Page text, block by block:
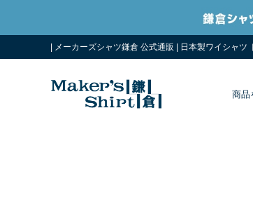
| メーカーズシャツ鎌倉 公式通販 | 日本製ワイシャツ
商品